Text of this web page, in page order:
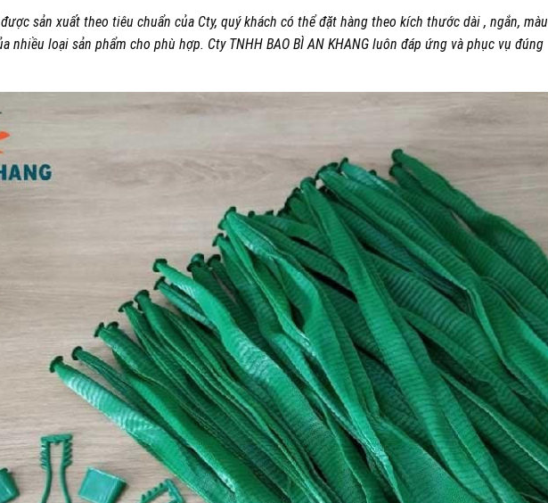
sản xuất theo tiêu chuẩn của Cty, quý khách có thể đặt hàng theo kích thước dài , ngắn, màu
nhiều loại sản phẩm cho phù hợp. Cty TNHH BAO BÌ AN KHANG luôn đáp ứng và phục vụ đúng